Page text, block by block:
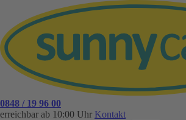
0848 / 19 96 00
erreichbar ab 10:00 Uhr Kontakt